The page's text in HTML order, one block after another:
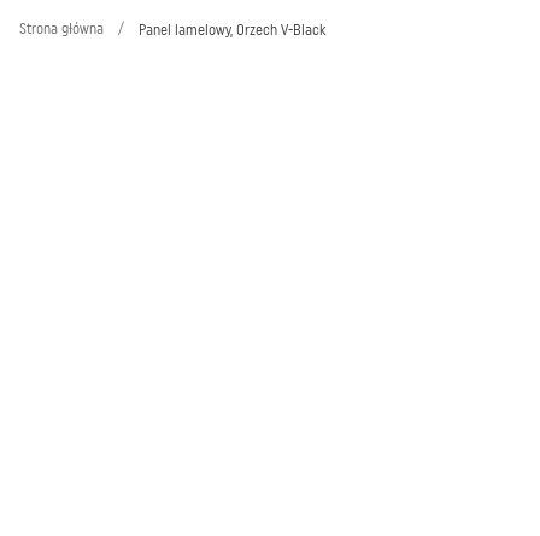
Strona główna / Panel lamelowy, Orzech V-Black